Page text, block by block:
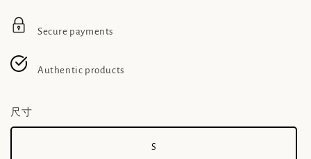
Secure payments
Authentic products
尺寸
S